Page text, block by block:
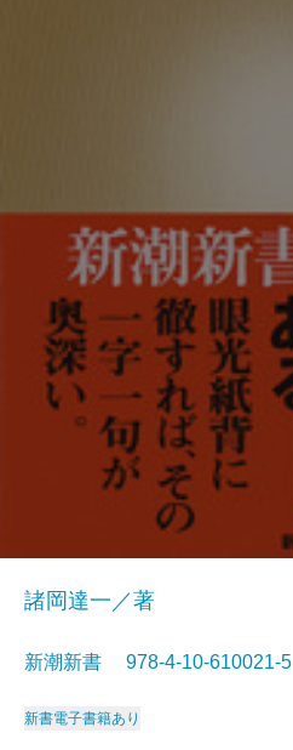
諸岡達一／著
新潮新書 978-4-10-
新書電子書籍あり